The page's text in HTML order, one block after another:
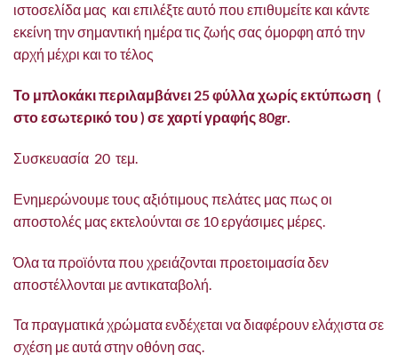
ιστοσελίδα μας και επιλέξτε αυτό που επιθυμείτε και κάντε
εκείνη την σημαντική ημέρα τις ζωής σας όμορφη από την
αρχή μέχρι και το τέλος
Το μπλοκάκι περιλαμβάνει 25 φύλλα χωρίς εκτύπωση (
στο εσωτερικό του ) σε χαρτί γραφής 80gr.
Συσκευασία 20 τεμ.
Ενημερώνουμε τους αξιότιμους πελάτες μας πως οι
αποστολές μας εκτελούνται σε 10 εργάσιμες μέρες.
Όλα τα προϊόντα που χρειάζονται προετοιμασία δεν
αποστέλλονται με αντικαταβολή.
Τα πραγματικά χρώματα ενδέχεται να διαφέρουν ελάχιστα σε
σχέση με αυτά στην οθόνη σας.